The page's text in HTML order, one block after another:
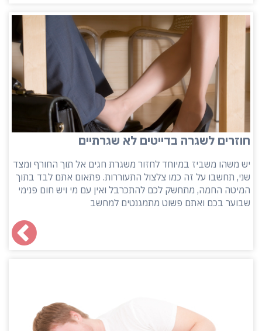
חוזרים לשגרה בדייטים לא שגרתיים
יש משהו משביז במיוחד לחזור משגרת חגים אל תוך החורף ומצד
שני, תחשבו על זה כמו צלצול התעוררות. פתאום אתם לבד בתוך
המיטה החמה, מתחשק לכם להתכרבל ואין עם מי ויש חום פנימי
שבוער בכם ואתם פשוט מתמגנטים למחשב